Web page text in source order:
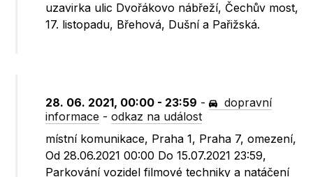
uzavirka ulic Dvořákovo nábřeží, Čechův most,
17. listopadu, Břehová, Dušní a Pařižská.
28. 06. 2021, 00:00 - 23:59 -
dopravní
informace -odkaz na událost
místní komunikace, Praha 1, Praha 7, omezení,
Od 28.06.2021 00:00 Do 15.07.2021 23:59,
Parkování vozidel filmové techniky a natáčení